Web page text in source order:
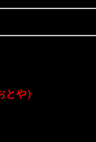
や）